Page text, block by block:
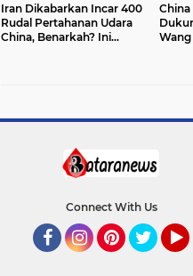
Iran Dikabarkan Incar 400
Rudal Pertahanan Udara
China, Benarkah? Ini
China
Wang
Connect With Us